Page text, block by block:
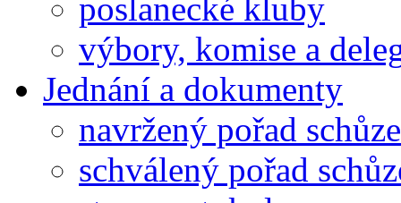
poslanecké kluby
výbory, komise a
Jednání a dokumenty
navržený pořad schůze
schválený pořad